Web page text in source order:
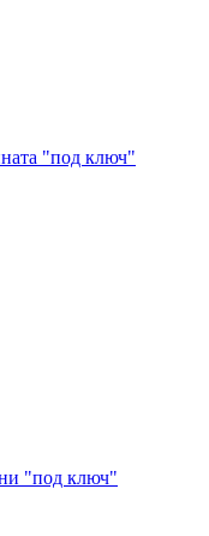
"под ключ"
"под ключ"